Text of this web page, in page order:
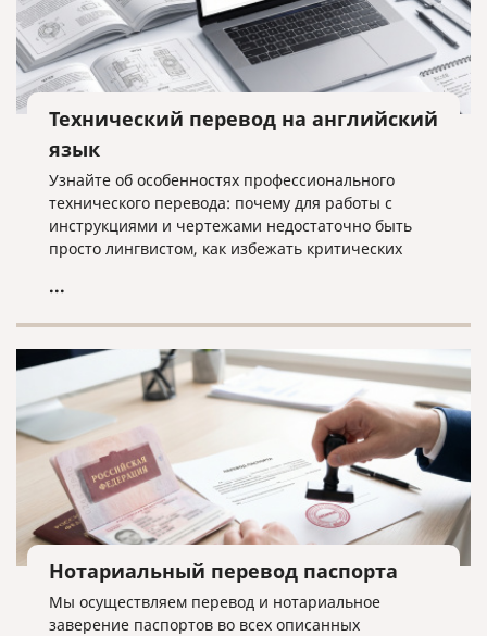
Технический перевод на английский
язык
Узнайте об особенностях профессионального
технического перевода: почему для работы с
инструкциями и чертежами недостаточно быть
просто лингвистом, как избежать критических
получения качественного результата при работе с
...
Нотариальный перевод паспорта
Мы осуществляем перевод и нотариальное
заверение паспортов во всех описанных